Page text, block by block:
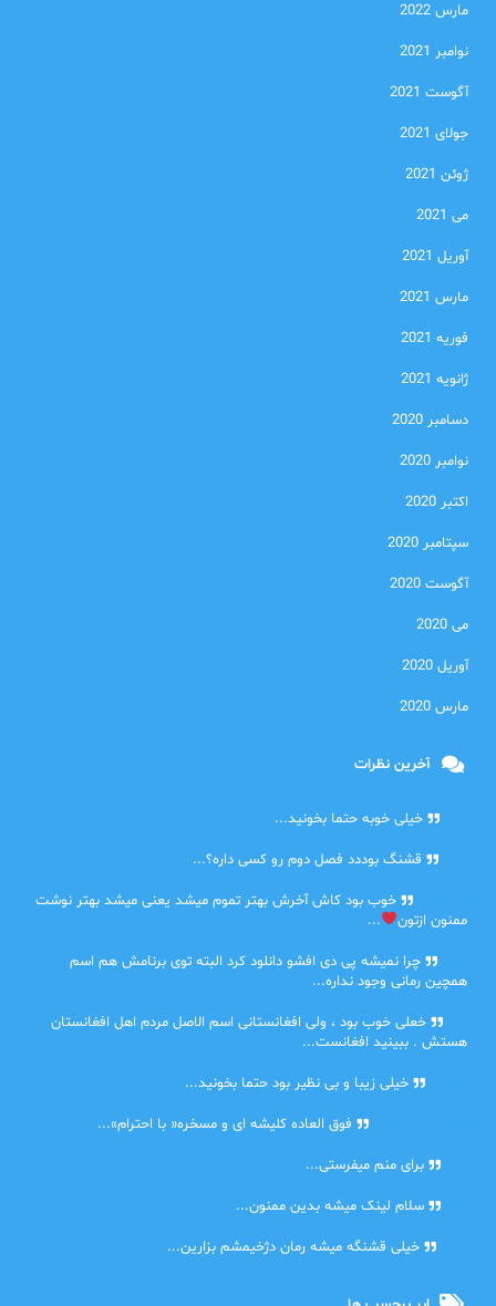
مارس 2022
نوامبر 2021
آگوست 2021
جولای 2021
ژوئن 2021
می 2021
آوریل 2021
مارس 2021
فوریه 2021
ژانویه 2021
دسامبر 2020
نوامبر 2020
اکتبر 2020
سپتامبر 2020
آگوست 2020
می 2020
آوریل 2020
مارس 2020
آخرین نظرات
خیلی خوبه حتما بخونید...
قشنگ بوددد فصل دوم رو کسی داره؟...
خوب بود کاش آخرش بهتر تموم میشد یعنی میشد بهتر نوشت
ممنون ازتون
...
چرا نمیشه پی دی افشو دانلود کرد البته توی برنامش هم اسم
همچین رمانی وجود نداره...
خعلی خوب بود ، ولی افغانستانی اسم الاصل مردم اهل افغانستان
هستش . ببینید افغانست...
خیلی زیبا و بی نظیر بود حتما بخونید...
فوق العاده کلیشه ای و مسخره« با احترام»...
برای منم میفرستی...
سلام لینک میشه بدین ممنون...
خیلی قشنگه میشه رمان دژخیمشم بزارین...